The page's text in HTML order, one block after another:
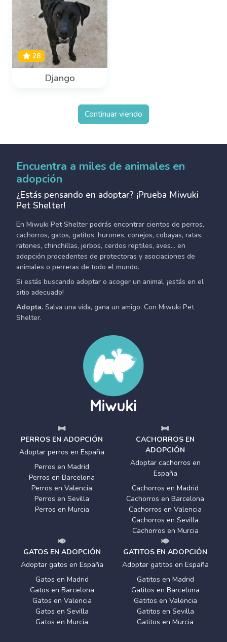
28
Django
Continuar viendo
Encuentra a miles de animales en
adopción
¿Estás pensando en adoptar? ¡Prueba Miwuki
Pet Shelter!
En Miwuki Pet Shelter podrás encontrar cientos de perros,
cachorros, gatos, gatitos, hurones, conejos, cobayas, ratas,
ratones, chinchillas, jerbos, cerdos reptiles, aves... en
adopción procedentes de protectoras y asociaciones de
animales o perreras de todo el mundo.
Si estás buscando adoptar o acoger un animal, ¡estás en el
sitio adecuado!
Adopta. Salva una vida, gana un amigo. Con Miwuki Pet
Shelter.
PERROS EN ADOPCIÓN
Adoptar perros en España
Perros en Madrid
Perros en Barcelona
Perros en Valencia
Perros en Sevilla
Perros en Murcia
CACHORROS EN
ADOPCIÓN
Adoptar cachorros en
España
Cachorros en Madrid
Cachorros en Barcelona
Cachorros en Valencia
Cachorros en Sevilla
Cachorros en Murcia
GATOS EN ADOPCIÓN
Adoptar gatos en España
Gatos en Madrid
Gatos en Barcelona
Gatos en Valencia
Gatos en Sevilla
Gatos en Murcia
GATITOS EN ADOPCIÓN
Adoptar gatitos en España
Gatitos en Madrid
Gatitos en Barcelona
Gatitos en Valencia
Gatitos en Sevilla
Gatitos en Murcia